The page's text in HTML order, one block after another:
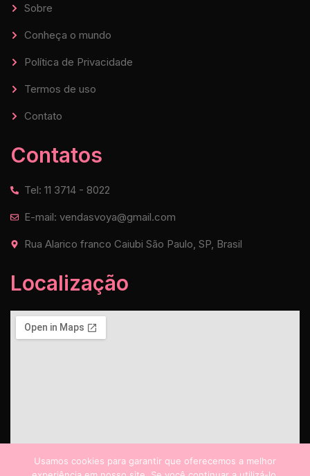
Sobre
Conheça o mundo
Política de Privacidade
Termos de uso
Contato
Contatos
Tel: 11 3714 - 8022
E-mail: vendasvoya@gmail.com
Rua Alarico franco Caiubi São Paulo, SP, Brasil
Localização
Usamos cookies para garantir que oferecemos a melhor